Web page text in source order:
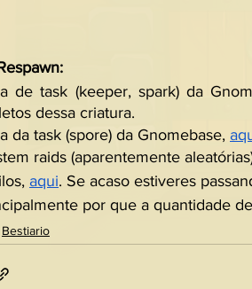
de task (keeper, spark) da
dessa criatura.
da task (spore) da Gnomebase,
raids (aparentemente
aqui. Se acaso estiveres
por que a quantidade
Bestiario